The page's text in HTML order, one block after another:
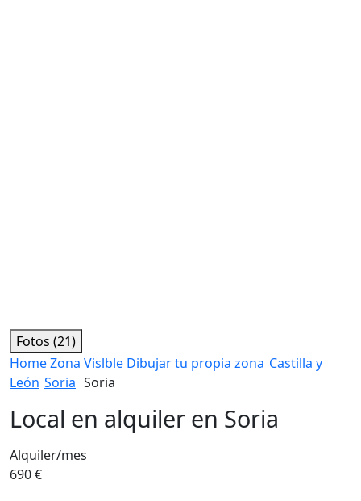
Fotos (21)
HomeZona Vislble Dibujar tu propia zona Castilla y
León Soria Soria
Local en alquiler en Soria
Alquiler/mes
690 €